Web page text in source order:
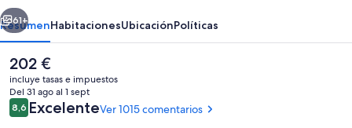
All
Inclusive
Siguiente
61+
ResumenHabitacionesUbicaciónPolíticas
El
precio
actual
es
de
202 €
incluye tasas e impuestos
Del 31 ago al 1 sept
Comentarios
8,68,6 de 10
ExcelenteVer 1015 comentarios